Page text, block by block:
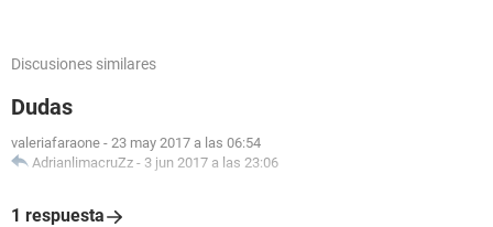
Discusiones similares
Dudas
valeriafaraone - 23 may 2017 a las 06:54
AdrianlimacruZz - 3 jun 2017 a las 23:06
1 respuesta